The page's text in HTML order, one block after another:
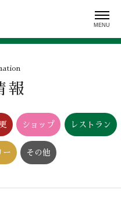
報
ショップ レストラン
ー その他